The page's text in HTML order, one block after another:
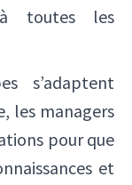
toutes les
s’adaptent
les managers
pour que
et